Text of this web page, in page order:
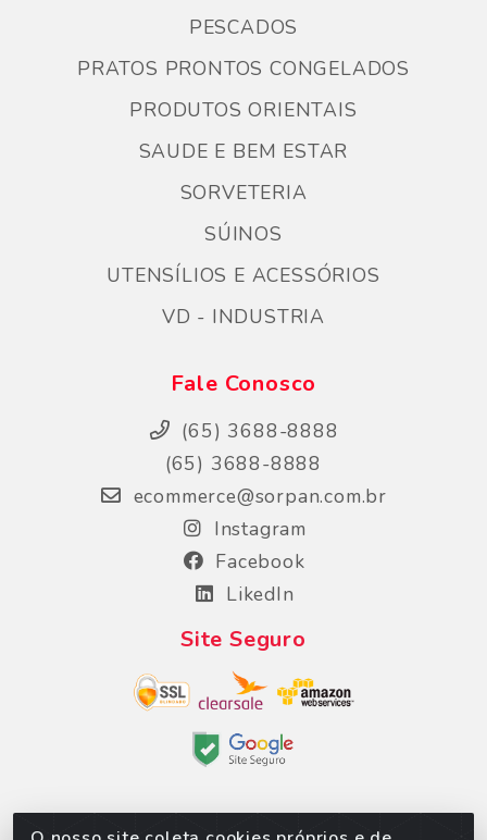
PESCADOS
PRATOS PRONTOS CONGELADOS
PRODUTOS ORIENTAIS
SAUDE E BEM ESTAR
SORVETERIA
SÚINOS
UTENSÍLIOS E ACESSÓRIOS
VD - INDUSTRIA
Fale Conosco
(65) 3688-8888
(65) 3688-8888
ecommerce@sorpan.com.br
Instagram
Facebook
LikedIn
Site Seguro